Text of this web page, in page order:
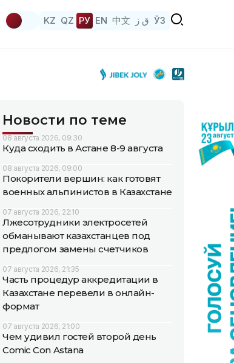
KZ QZ РУ EN 中文 ق ز ЎЗ
Новости по теме
08 августа 2026, 09:30
Куда сходить в Астане 8-9 августа
08 августа 2026, 09:00
Покорители вершин: как готовят
военных альпинистов в Казахстане
07 августа 2026, 22:10
Лжесотрудники электросетей
обманывают казахстанцев под
предлогом замены счетчиков
07 августа 2026, 21:35
Часть процедур аккредитации в
Казахстане перевели в онлайн-
формат
07 августа 2026, 21:00
Чем удивил гостей второй день
Comic Con Astana